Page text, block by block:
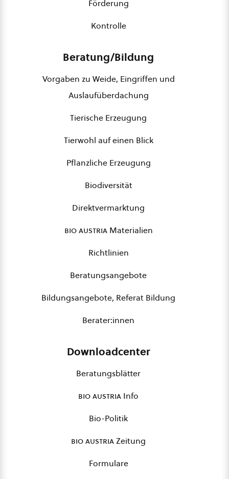
Förderung
Kontrolle
Beratung/Bildung
Vorgaben zu Weide, Eingriffen und
Auslaufüberdachung
Tierische Erzeugung
Tierwohl auf einen Blick
Pflanzliche Erzeugung
Biodiversität
Direktvermarktung
bio austriaMaterialien
Richtlinien
Beratungsangebote
Bildungsangebote, Referat Bildung
Berater:innen
Downloadcenter
Beratungsblätter
bio austria Info
Bio-Politik
bio austriaZeitung
Formulare